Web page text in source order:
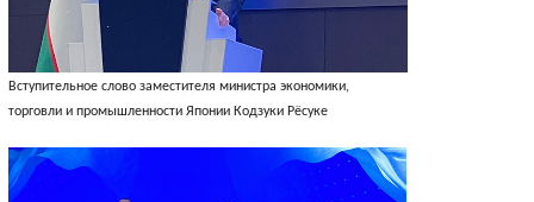
Вступительное слово заместителя министра экономики,
торговли и промышленности Японии Кодзуки Рёсуке